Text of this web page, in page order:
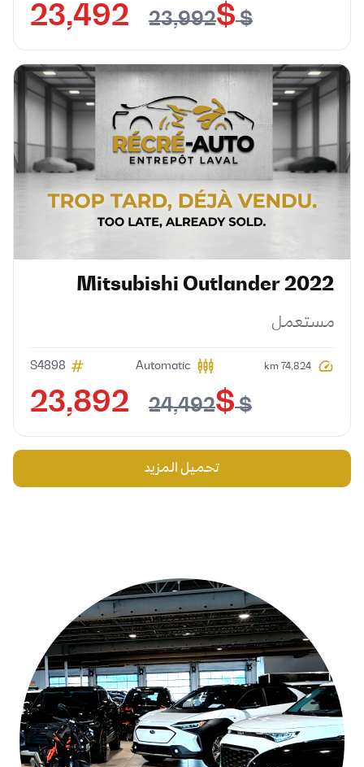
$ 23,992
$ 23,492
2022
Mitsubishi Outlander
مستعمل
74,824 km
Automatic
S4898
$ 24,492
$ 23,892
تحميل المزيد